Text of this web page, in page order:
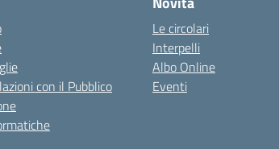
con il Pubblico
Le circolari
Interpelli
Albo Online
Eventi